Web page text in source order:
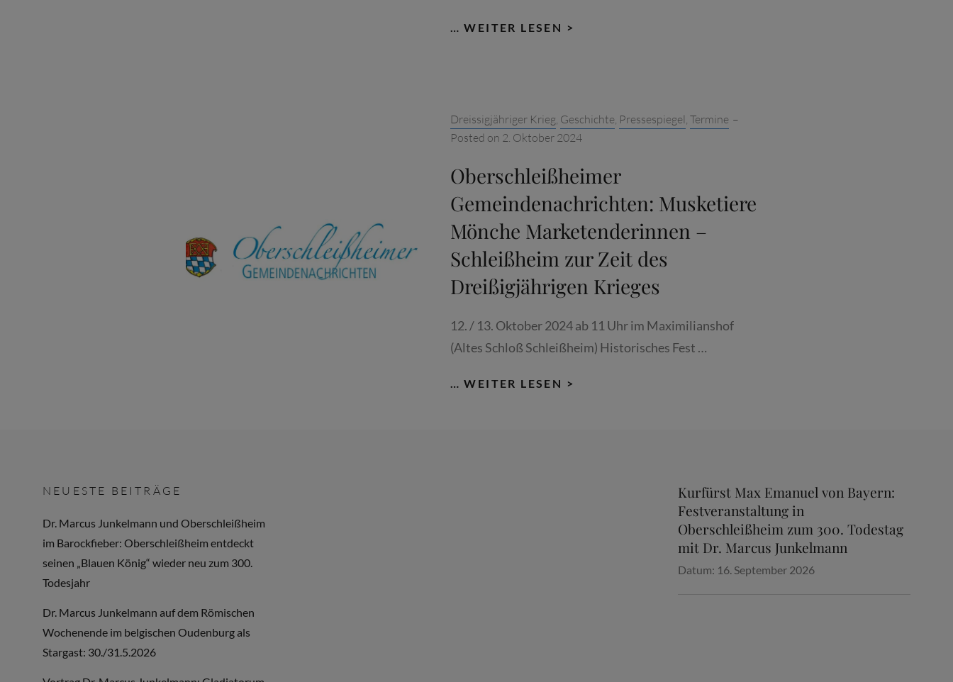
… WEITER LESEN >
ER H
ERZOG M
AXIMILIAN I
. V
ON B
AYERN L
UM F
EST …
Categories:
Dreissigjähriger Krieg, Geschichte, Pressespiegel, Termine –
Posted on 2. Oktober 2024
Oberschleißheimer
Gemeindenachrichten: Musketiere
Mönche Marketenderinnen –
Schleißheim zur Zeit des
Dreißigjährigen Krieges
12. / 13. Oktober 2024 ab 11 Uhr im Maximilianshof
(Altes Schloß Schleißheim) Historisches Fest …
… WEITER LESEN >
NEUESTE BEITRÄGE
Dr. Marcus Junkelmann und Oberschleißheim
im Barockfieber: Oberschleißheim entdeckt
seinen „Blauen König“ wieder neu zum 300.
Todesjahr
Dr. Marcus Junkelmann auf dem Römischen
Wochenende im belgischen Oudenburg als
Stargast: 30./31.5.2026
Kurfürst Max Emanuel von Bayern:
Festveranstaltung in
Oberschleißheim zum 300. Todestag
mit Dr. Marcus Junkelmann
Datum: 16. September 2026